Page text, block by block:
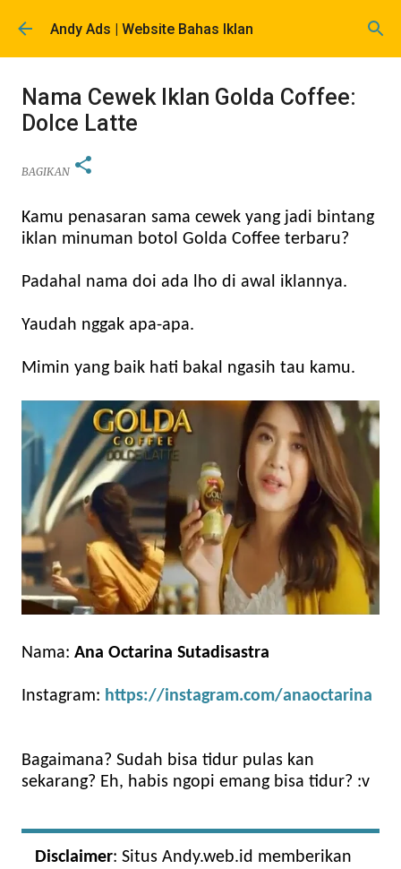
Langsung ke konten utama
Andy Ads | Website Bahas Iklan
Nama Cewek Iklan Golda Coffee:
Dolce Latte
BAGIKAN
Kamu penasaran sama cewek yang jadi bintang
iklan minuman botol Golda Coffee terbaru?
Padahal nama doi ada lho di awal iklannya.
Yaudah nggak apa-apa.
Mimin yang baik hati bakal ngasih tau kamu.
Nama: Ana Octarina Sutadisastra
Instagram: https://instagram.com/anaoctarina
Bagaimana? Sudah bisa tidur pulas kan
sekarang? Eh, habis ngopi emang bisa tidur? :v
Disclaimer: Situs Andy.web.id memberikan